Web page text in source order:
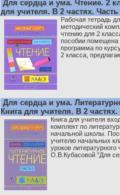
Для сердца и ума. Чтение. 2
для учителя. В 2 частях. Часть
Рабочая тетрадь
методический
чтению для 2
пособии помещена
программа по
2 класса,
Для сердца и ума.
Книга для учителя. В 2 частях.
Книга для учителя
комплект по
начальной школы.
учителю начальных
уроков
О.В.Кубасовой "Для